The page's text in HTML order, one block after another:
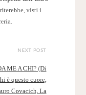
visti i
NEXT POST
ME A CHI? (Di
è questo cuore,
Covacich, La